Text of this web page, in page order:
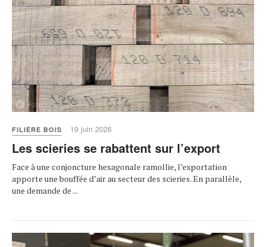
FILIÈRE BOIS 19 juin 2026
Les scieries se rabattent sur l’export
Face à une conjoncture hexagonale ramollie, l’exportation
apporte une bouffée d’air au secteur des scieries. En parallèle,
une demande de ...